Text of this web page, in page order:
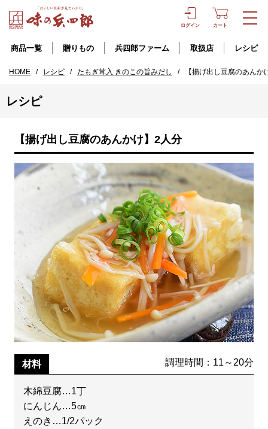
ログイン カート
商品一覧 贈りもの 兵四郎ファーム 取扱店 レシピ
HOME / レシピ / たもぎ茸入 きのこの旨みだし / 【揚げ出し豆腐のあんか
レシピ
【揚げ出し豆腐のあんかけ】2人分
材料 調理時間：11～20分
木綿豆腐…1丁
にんじん…5㎝
えのき…1/2パック